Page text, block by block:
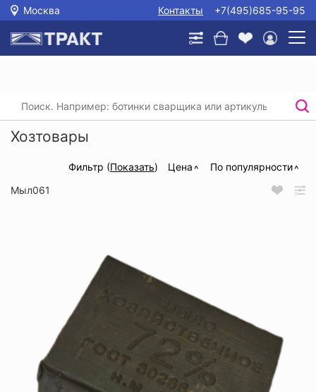
Москва Контакты +7(495)685-95-95
Главная / /
Хозтовары
Фильтр (Показать) Цена
По популярности
Мыл061